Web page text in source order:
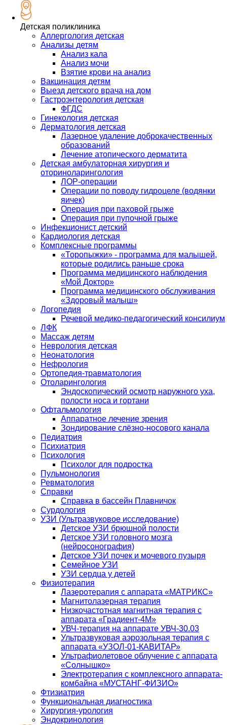
Детская поликлиника
Аллергология детская
Анализы детям
Анализ кала
Анализ мочи
Взятие крови на анализ
Вакцинация детям
Выезд детского врача на дом
Гастроэнтерология детская
ФГДС
Гинекология детская
Дерматология детская
Лазерное удаление доброкачественных
образований
Лечение атопического дерматита
Детская амбулаторная хирургия и
оториноларингология
ЛОР-операции
Операции по поводу гидроцеле (водянки
яичек)
Операция при паховой грыже
Операция при пупочной грыже
Инфекционист детский
Кардиология детская
Комплексные программы
«Торопыжки» - программа для малышей,
которые родились раньше срока
Программа медицинского наблюдения
«Мой Доктор»
Программа медицинского обслуживания
«Здоровый малыш»
Логопедия
Речевой медико-педагогический консилиум
ЛФК
Массаж детям
Неврология детская
Неонатология
Нефрология
Ортопедия-травматология
Отоларингология
Эндоскопический осмотр наружного уха,
полости носа и гортани
Офтальмология
Аппаратное лечение зрения
Зондирование слёзно-носового канала
Педиатрия
Психиатрия
Психология
Психолог для подростка
Пульмонология
Ревматология
Справки
Справка в бассейн Плавничок
Сурдология
УЗИ (Ультразвуковое исследование)
Детское УЗИ брюшной полости
Детское УЗИ головного мозга
(нейросонография)
Детское УЗИ почек и мочевого пузыря
Семейное УЗИ
УЗИ сердца у детей
Физиотерапия
Лазеротерапия с аппарата «МАТРИКС»
Магнитолазерная терапия
Низкочастотная магнитная терапия с
аппарата «Градиент-4М»
УВЧ-терапия на аппарате УВЧ-30.03
Ультразвуковая аэрозольная терапия с
аппарата «УЗОЛ-01-КАВИТАР»
Ультрафиолетовое облучение с аппарата
«Солнышко»
Электротерапия с комплексного аппарата-
комбайна «МУСТАНГ-ФИЗИО»
Фтизиатрия
Функциональная диагностика
Хирургия-урология
Эндокринология